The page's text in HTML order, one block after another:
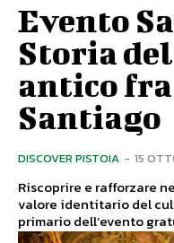
Evento
Storia
antico
Santiago
DISCOVER PISTOIA - 15
Riscoprire e rafforzare
valore identitario del
primario dell’evento